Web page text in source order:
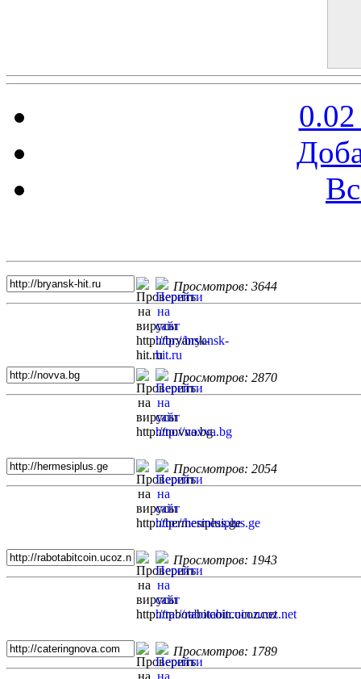
Просмотров: 3644
Просмотров: 2870
Просмотров: 2054
Просмотров: 1943
Просмотров: 1789